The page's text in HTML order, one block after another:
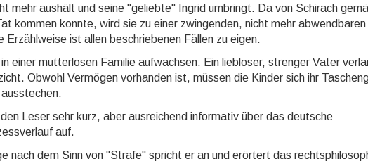
mehr aushält und seine "geliebte" Ingrid umbringt. Da von Schirach
kommen konnte, wird sie zu einer zwingenden, nicht mehr abwendbaren
Erzählweise ist allen beschriebenen Fällen zu eigen.
einer mutterlosen Familie aufwachsen: Ein liebloser, strenger Vater
Obwohl Vermögen vorhanden ist, müssen die Kinder sich ihr
Leser sehr kurz, aber ausreichend informativ über das deutsche
auf.
nach dem Sinn von "Strafe" spricht er an und erörtert das